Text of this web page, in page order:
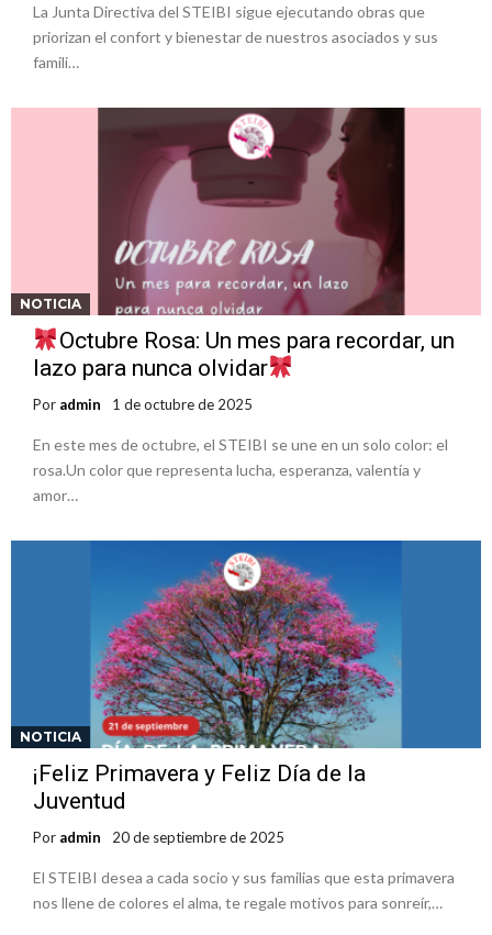
La Junta Directiva del STEIBI sigue ejecutando obras que
priorizan el confort y bienestar de nuestros asociados y sus
famili…
NOTICIA
Octubre Rosa: Un mes para recordar, un
lazo para nunca olvidar
Por admin 1 de octubre de 2025
En este mes de octubre, el STEIBI se une en un solo color: el
rosa.Un color que representa lucha, esperanza, valentía y
amor…
NOTICIA
¡Feliz Primavera y Feliz Día de la
Juventud
Por admin 20 de septiembre de 2025
El STEIBI desea a cada socio y sus familias que esta primavera
nos llene de colores el alma, te regale motivos para sonreír,…